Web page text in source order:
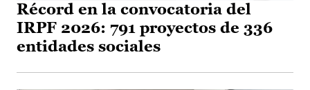
Récord en la convocatoria del
IRPF 2026: 791 proyectos de 336
entidades sociales